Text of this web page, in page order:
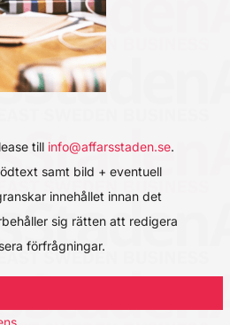
till info@affarsstaden.se.
samt bild + eventuell
innehållet innan det
sig rätten att redigera
förfrågningar.